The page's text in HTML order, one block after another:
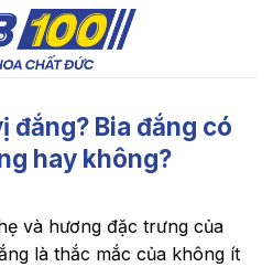
đắng? Bia đắng có
hay không?
và hương đặc trưng của
là thắc mắc của không ít